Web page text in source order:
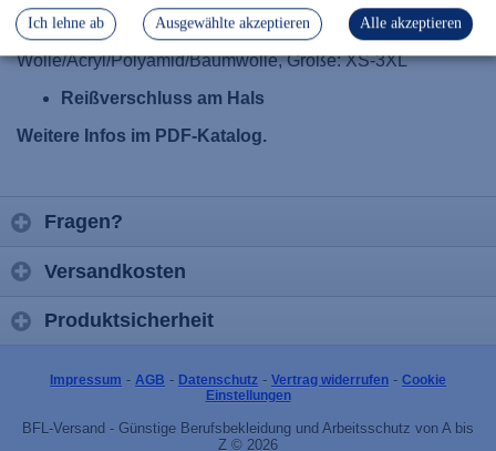
Ich lehne ab Ausgewählte akzeptieren Alle akzeptieren
Details
Wolle/Acryl/Polyamid/Baumwolle, Größe: XS-3XL
Reißverschluss am Hals
Weitere Infos im PDF-Katalog.
Fragen?
Versandkosten
Produktsicherheit
Impressum - AGB - Datenschutz - Vertrag widerrufen - Cookie
Einstellungen
BFL-Versand - Günstige Berufsbekleidung und Arbeitsschutz von A bis
Z © 2026